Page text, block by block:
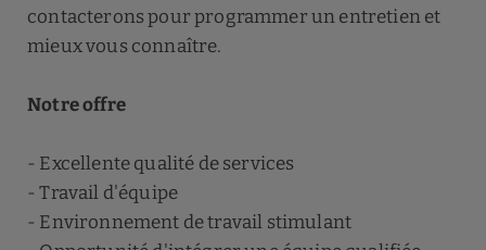
contacterons pour programmer un entretien et
mieux vous connaître.
Notre offre
- Excellente qualité de services
- Travail d'équipe
- Environnement de travail stimulant